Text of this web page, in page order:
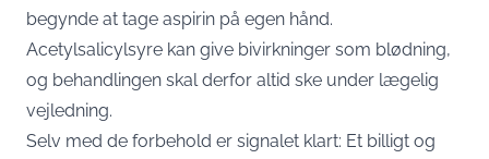
begynde at tage aspirin på egen hånd.
Acetylsalicylsyre kan give bivirkninger som blødning,
og behandlingen skal derfor altid ske under lægelig
vejledning.
Selv med de forbehold er signalet klart: Et billigt og